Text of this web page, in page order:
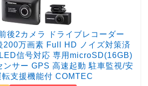
後2カメラ ドライブレコーダー
200万画素 Full HD ノイズ対策済
信号対応 専用microSD(16GB)
ンサー GPS 高速起動 駐車監視/安
転支援機能付 COMTEC
プロフィール
サイトマップ